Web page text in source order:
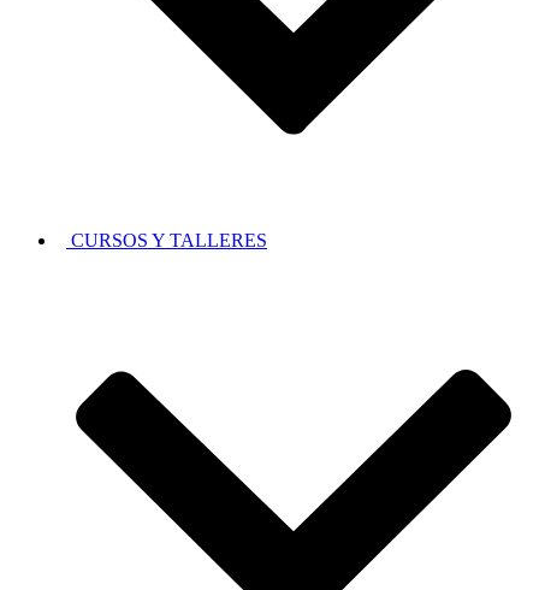
CURSOS Y TALLERES